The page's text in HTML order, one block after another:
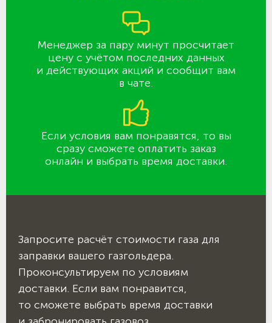
Менеджер за пару минут просчитает
цену с учётом последних данных
и действующих акций и сообщит вам
в чате.
Если условия вам понравятся, то вы
сразу сможете оплатить заказ
онлайн и выбрать время доставки.
Запросите расчёт стоимости газа для
заправки вашего газгольдера.
Проконсультируем по условиям
доставки. Если вам понравится,
то сможете выбрать время доставки